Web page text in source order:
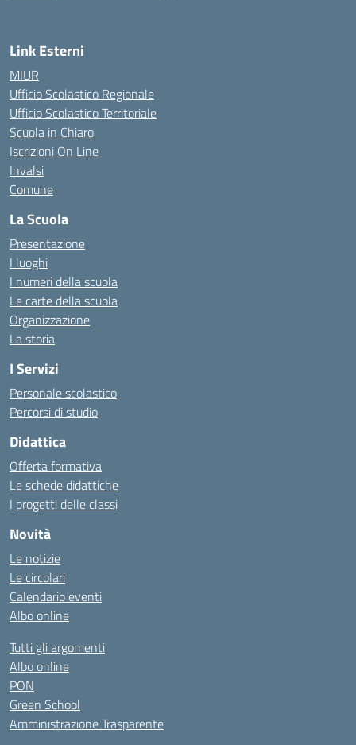
Link Esterni
MIUR
Ufficio Scolastico Regionale
Ufficio Scolastico Territoriale
Scuola in Chiaro
Iscrizioni On Line
Invalsi
Comune
La Scuola
Presentazione
I luoghi
I numeri della scuola
Le carte della scuola
Organizzazione
La storia
I Servizi
Personale scolastico
Percorsi di studio
Didattica
Offerta formativa
Le schede didattiche
I progetti delle classi
Novità
Le notizie
Le circolari
Calendario eventi
Albo online
Tutti gli argomenti
Albo online
PON
Green School
Amministrazione Trasparente